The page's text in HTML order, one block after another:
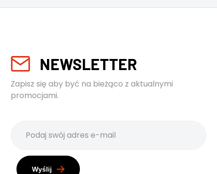
NEWSLETTER
Zapisz się aby być na bieżąco z aktualnymi
promocjami.
Wyślij